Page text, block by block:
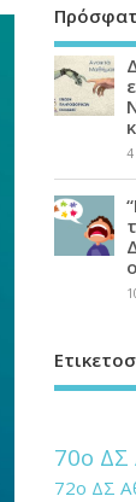
4
70ο
72ο ΔΣ